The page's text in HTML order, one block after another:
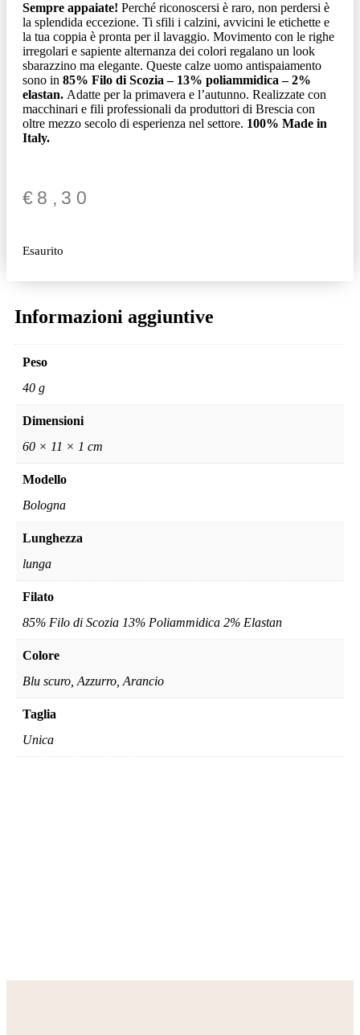
Sempre appaiate! Perché riconoscersi è raro, non perdersi è
la splendida eccezione. Ti sfili i calzini, avvicini le etichette e
la tua coppia è pronta per il lavaggio. Movimento con le righe
irregolari e sapiente alternanza dei colori regalano un look
sbarazzino ma elegante. Queste calze uomo antispaiamento
sono in 85% Filo di Scozia – 13% poliammidica – 2%
elastan. Adatte per la primavera e l’autunno. Realizzate con
macchinari e fili professionali da produttori di Brescia con
oltre mezzo secolo di esperienza nel settore. 100% Made in
Italy.
€ 8,30
Esaurito
Informazioni aggiuntive
Peso
40 g
Dimensioni
60 × 11 × 1 cm
Modello
Bologna
Lunghezza
lunga
Filato
85% Filo di Scozia 13% Poliammidica 2% Elastan
Colore
Blu scuro, Azzurro, Arancio
Taglia
Unica